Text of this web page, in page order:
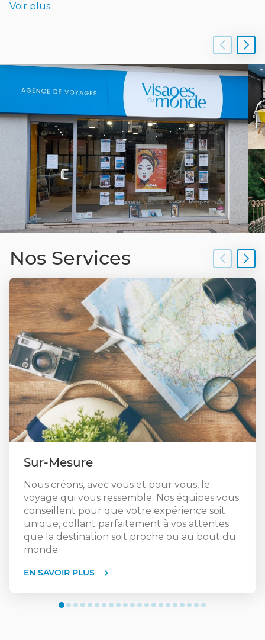
Vacances en solo, en couple, en famille ou entre
Tarbes vous propose une offre complète à travers
un large choix de formules parmi 85 destinations en
France, en Europe et dans le monde entier.
Découvrez les différents visages du monde…
Nos circuits organisés aux quatre coins du monde
vous amèneront à découvrir des cultures diverses,
à vous émerveiller devant des lieux et des paysages
magnifiques, à vivre des moments de rencontres
inoubliables avec la population locale afin que vous
rentriez la tête pleine de souvenirs à partager.
Voyages de noces, séjours bien-être ou séjours en
hôtels clubs vous permettront de prendre du
découvertes selon vos envies du jour. Des vacances
City breaks, escapades, séjours découverte ou
encore autotours pour découvrir le temps d’un
week-end ou plus les capitales d'Europe et les plus
belles villes et régions du monde.
Embarquez sur nos croisières à travers les plus
belles mers du monde, Méditerranée, Caraïbes,
Transatlantique ou encore croisière en catamaran
pour un voyage entre repos et découverte.
Prenez contact avec nos créateurs de voyages sur-
voyages est située au 27 rue Maréchal Foch à
Tarbes. Nous nous ferons un plaisir de vous
accompagner dans la construction de vos prochains
souvenirs de vacances.
À bientôt dans votre agence de voyages Visages du
monde Tarbes.
Voir plus
Nos Services
Sur-Mesure
Nous créons, avec vous et pour vous, le
voyage qui vous ressemble. Nos équipes vous
conseillent pour que votre expérience soit
unique, collant parfaitement à vos attentes
que la destination soit proche ou au bout du
monde.
EN SAVOIR PLUS